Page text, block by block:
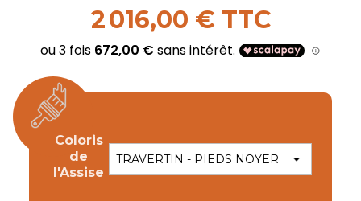
2 016,00 € TTC
Coloris
de
l'Assise